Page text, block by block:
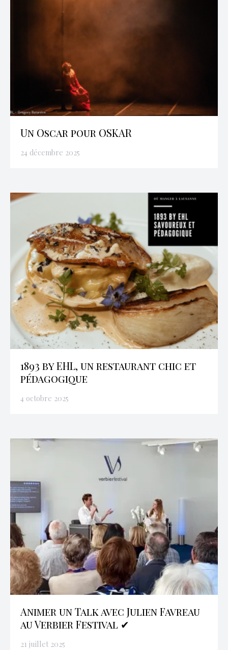
Un Oscar pour OSKAR
24 décembre 2025
1893 by EHL, un restaurant chic et
pédagogique
4 octobre 2025
Animer un Talk avec Julien Favreau
au Verbier Festival ✔
21 juillet 2025